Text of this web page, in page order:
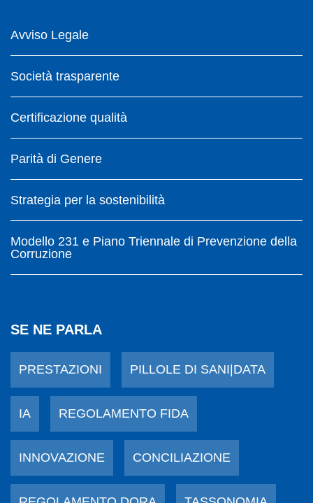
Avviso Legale
Società trasparente
Certificazione qualità
Parità di Genere
Strategia per la sostenibilità
Modello 231 e Piano Triennale di Prevenzione della
Corruzione
SE NE PARLA
PRESTAZIONI PILLOLE DI SANI|DATA
IA REGOLAMENTO FIDA
INNOVAZIONE CONCILIAZIONE